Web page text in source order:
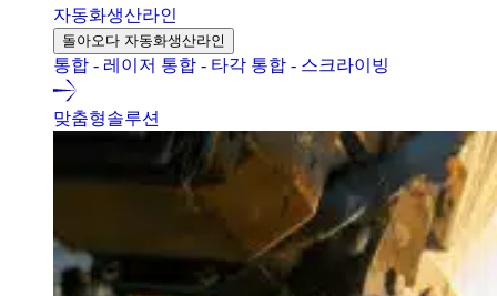
자동화생산라인
돌아오다 자동화생산라인
통합 - 레이저 통합 - 타각 통합 - 스크라이빙
맞춤형솔루션